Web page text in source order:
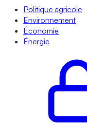
Politique agricole
Environnement
Économie
Énergie